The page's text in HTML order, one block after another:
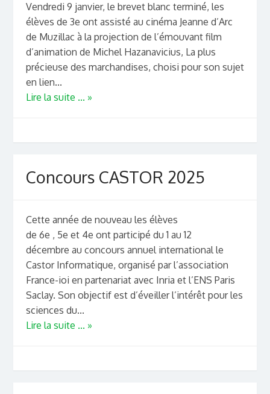
Vendredi 9 janvier, le brevet blanc terminé, les
élèves de 3e ont assisté au cinéma Jeanne d’Arc
de Muzillac à la projection de l’émouvant film
d’animation de Michel Hazanavicius, La plus
précieuse des marchandises, choisi pour son sujet
en lien...
Lire la suite ... »
Concours CASTOR 2025
Cette année de nouveau les élèves
de 6e , 5e et 4e ont participé du 1 au 12
décembre au concours annuel international le
Castor Informatique, organisé par l’association
France-ioi en partenariat avec Inria et l’ENS Paris
Saclay. Son objectif est d’éveiller l’intérêt pour les
sciences du...
Lire la suite ... »